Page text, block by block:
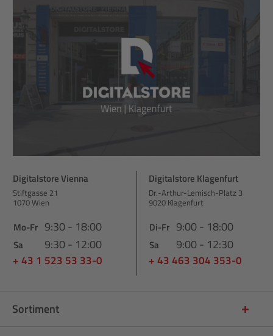
Digitalstore Vienna
Stiftgasse 21
1070 Wien
Mo-Fr 9:30 - 18:00
Sa 9:30 - 12:00
+ 43 1 523 53 33-0
Digitalstore Klagenfurt
Dr.-Arthur-Lemisch-Platz 3
9020 Klagenfurt
Di-Fr 9:00 - 18:00
Sa 9:00 - 12:30
+ 43 463 304 353-0
Sortiment